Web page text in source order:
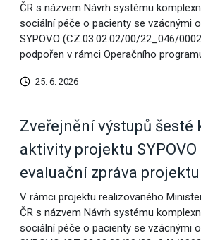
ČR s názvem Návrh systému
sociální péče o pacienty se vzácnými
SYPOVO (CZ.03.02.02/00/22_046/
podpořen v rámci Operačního
25. 6. 2026
Zveřejnění výstupů šesté
aktivity projektu
evaluační zpráva projektu
V rámci projektu realizovaného
ČR s názvem Návrh systému
sociální péče o pacienty se vzácnými